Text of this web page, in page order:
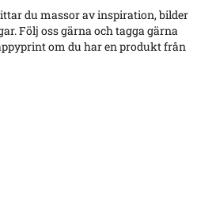
du massor av inspiration, bilder
Följ oss gärna och tagga gärna
om du har en produkt från